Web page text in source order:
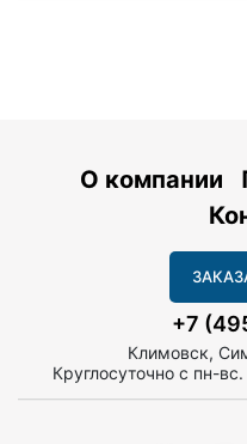
О компании
+7
Климовск,
Круглосуточно с пн-